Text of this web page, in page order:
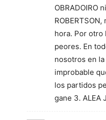
OBRADOIRO
hora. Por otro
peores. En
nosotros en
improbable
los partidos
gane 3. ALEA